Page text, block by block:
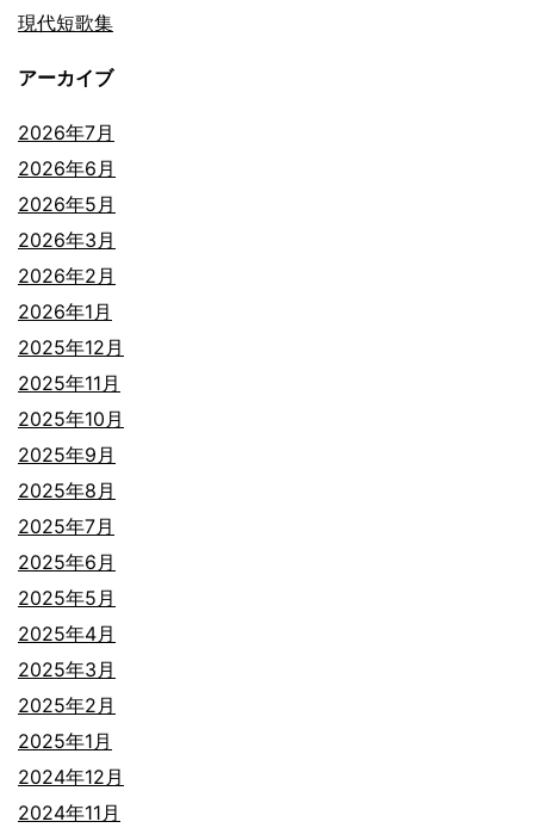
現代短歌集
アーカイブ
2026年7月
2026年6月
2026年5月
2026年3月
2026年2月
2026年1月
2025年12月
2025年11月
2025年10月
2025年9月
2025年8月
2025年7月
2025年6月
2025年5月
2025年4月
2025年3月
2025年2月
2025年1月
2024年12月
2024年11月